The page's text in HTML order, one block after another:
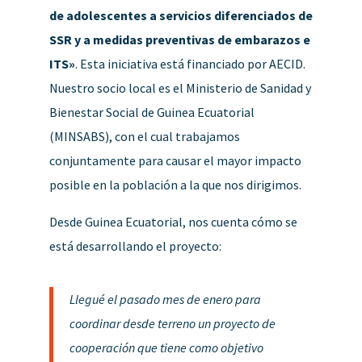
de adolescentes a servicios diferenciados de
SSR y a medidas preventivas de embarazos e
ITS». Esta iniciativa está financiado por AECID.
Nuestro socio local es el Ministerio de Sanidad y
Bienestar Social de Guinea Ecuatorial
(MINSABS), con el cual trabajamos
conjuntamente para causar el mayor impacto
posible en la población a la que nos dirigimos.
Desde Guinea Ecuatorial, nos cuenta cómo se
está desarrollando el proyecto:
Llegué el pasado mes de enero para
coordinar desde terreno un proyecto de
cooperación que tiene como objetivo